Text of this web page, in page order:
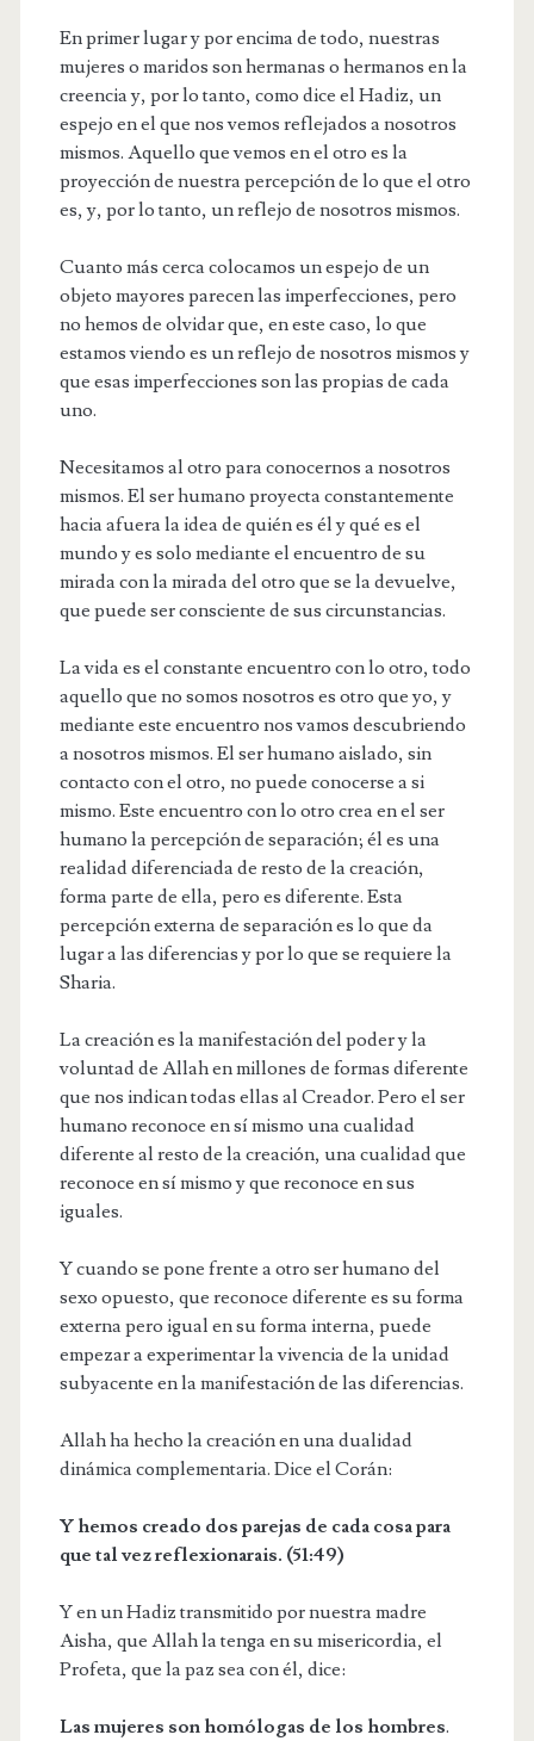
En primer lugar y por encima de todo, nuestras
mujeres o maridos son hermanas o hermanos en la
creencia y, por lo tanto, como dice el Hadiz, un
espejo en el que nos vemos reflejados a nosotros
mismos. Aquello que vemos en el otro es la
proyección de nuestra percepción de lo que el otro
es, y, por lo tanto, un reflejo de nosotros mismos.
Cuanto más cerca colocamos un espejo de un
objeto mayores parecen las imperfecciones, pero
no hemos de olvidar que, en este caso, lo que
estamos viendo es un reflejo de nosotros mismos y
que esas imperfecciones son las propias de cada
uno.
Necesitamos al otro para conocernos a nosotros
mismos. El ser humano proyecta constantemente
hacia afuera la idea de quién es él y qué es el
mundo y es solo mediante el encuentro de su
mirada con la mirada del otro que se la devuelve,
que puede ser consciente de sus circunstancias.
La vida es el constante encuentro con lo otro, todo
aquello que no somos nosotros es otro que yo, y
mediante este encuentro nos vamos descubriendo
a nosotros mismos. El ser humano aislado, sin
contacto con el otro, no puede conocerse a si
mismo. Este encuentro con lo otro crea en el ser
humano la percepción de separación; él es una
realidad diferenciada de resto de la creación,
forma parte de ella, pero es diferente. Esta
percepción externa de separación es lo que da
lugar a las diferencias y por lo que se requiere la
Sharia.
La creación es la manifestación del poder y la
voluntad de Allah en millones de formas diferente
que nos indican todas ellas al Creador. Pero el ser
humano reconoce en sí mismo una cualidad
diferente al resto de la creación, una cualidad que
reconoce en sí mismo y que reconoce en sus
iguales.
Y cuando se pone frente a otro ser humano del
sexo opuesto, que reconoce diferente es su forma
externa pero igual en su forma interna, puede
empezar a experimentar la vivencia de la unidad
subyacente en la manifestación de las diferencias.
Allah ha hecho la creación en una dualidad
dinámica complementaria. Dice el Corán:
Y hemos creado dos parejas de cada cosa para
que tal vez reflexionarais. (51:49)
Y en un Hadiz transmitido por nuestra madre
Aisha, que Allah la tenga en su misericordia, el
Profeta, que la paz sea con él, dice:
Las mujeres son homólogas de los hombres.